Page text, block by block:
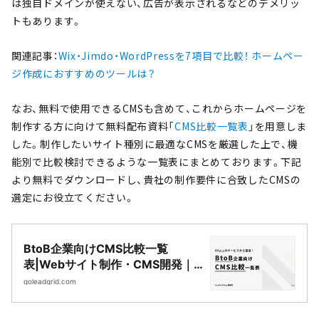
トもあります。
関連記事：Wix・Jimdo・WordPressを7項目で比較！ ホームペー
ジ作成におすすめのツールは？
なお、無料で使用できるCMSも含めて、これからホームページを
制作する方に向けて無料配布資料「CMS比較一覧表 」を用意しま
した。制作したいサイト種別に最適なCMSを厳選した上で、機
能別で比較検討できるような一覧表にまとめております。下記
より無料でダウンロードし、貴社の制作要件に合致したCMSの
選定にお役立てください。
BtoB企業向けCMS比較一覧
表|Webサイト制作・CMS開発｜
LeadGrid
goleadgrid.com